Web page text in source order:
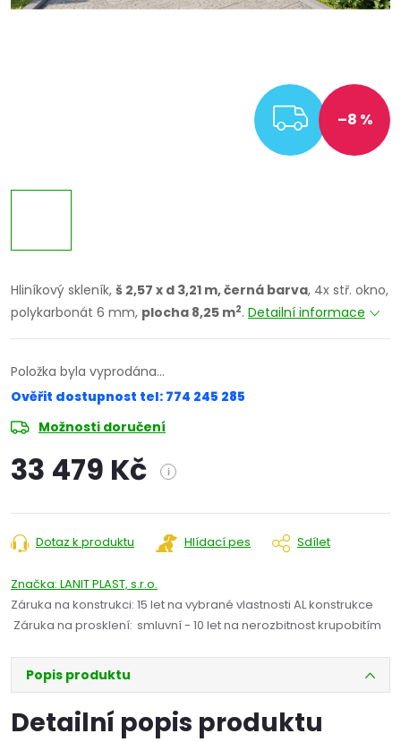
–8 %
Hliníkový skleník, š 2,57 x d 3,21 m, černá barva, 4x stř. okno,
polykarbonát 6 mm, plocha 8,25 m2. Detailní informace
Položka byla vyprodána…
Ověřit dostupnost tel: 774 245 285
Možnosti doručení
33 479 Kč i
cena:
Dotaz k produktu Hlídací pes Sdílet
Značka: LANIT PLAST, s.r.o.
Záruka na konstrukci: 15 let na vybrané vlastnosti AL konstrukce
Záruka na prosklení: smluvní - 10 let na nerozbitnost krupobitím
Popis produktu
Detailní popis produktu